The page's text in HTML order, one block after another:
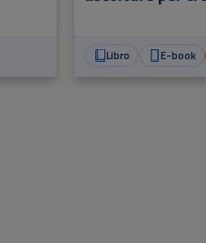
Libro E-book